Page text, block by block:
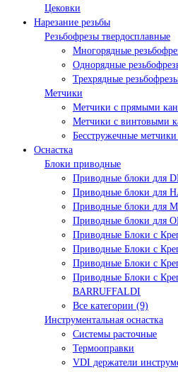
Цековки
Нарезание резьбы
Резьбофрезы твердосплавные
Многорядные
Однорядные
Трехрядные
Метчики
Метчики с прямыми
Метчики с винтовыми
Бесстружечные
Оснастка
Блоки приводные
Приводные блоки для
Приводные блоки для
Приводные блоки для
Приводные блоки для
Приводные Блоки с
Приводные Блоки с
Приводные Блоки с
Приводные Блоки с
BARRUFFALDI
Все категории (9)
Инструментальная оснастка
Системы расточные
Термооправки
VDI держатели